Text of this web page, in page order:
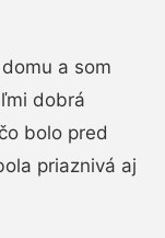
a som
dobrá
bolo pred
priaznivá aj